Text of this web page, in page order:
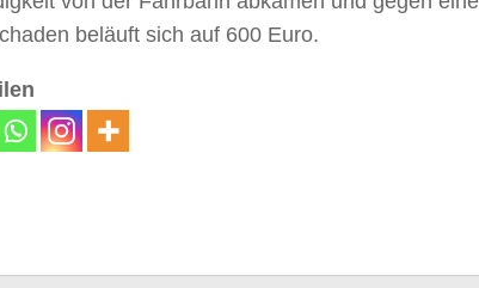
beläuft sich auf 600 Euro.